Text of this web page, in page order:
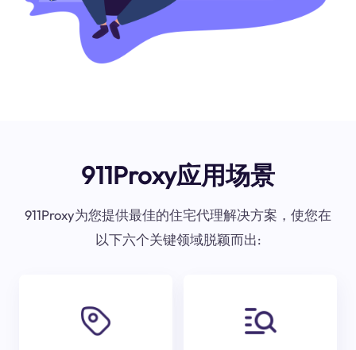
911Proxy应用场景
911Proxy为您提供最佳的住宅代理解决方案，使您在
以下六个关键领域脱颖而出: